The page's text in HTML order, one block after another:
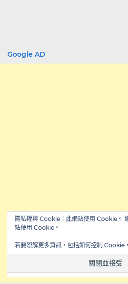
Google AD
隱私權與 Cookie：此網站使用 Cookie。
站使用 Cookie。
若要瞭解更多資訊，包括如何控制 Cookie